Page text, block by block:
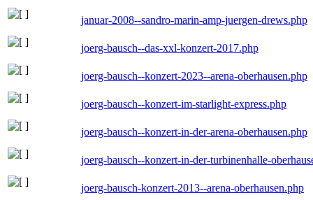
januar-2008--sandro-marin-amp-juergen-drews.php
joerg-bausch--das-xxl-konzert-2017.php
joerg-bausch--konzert-2023--arena-oberhausen.php
joerg-bausch--konzert-im-starlight-express.php
joerg-bausch--konzert-in-der-arena-oberhausen.php
joerg-bausch--konzert-in-der-turbinenhalle-
joerg-bausch-konzert-2013--arena-oberhausen.php